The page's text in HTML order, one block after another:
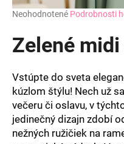
Priemerné
produktu
je
5
hviezdičiek.
Neohodnotené Podrobnosti
Zelené
Vstúpte do sveta
kúzlom štýlu! Nech už
večeru či oslavu, v
jedinečný dizajn zdobí
nežných ružičiek na